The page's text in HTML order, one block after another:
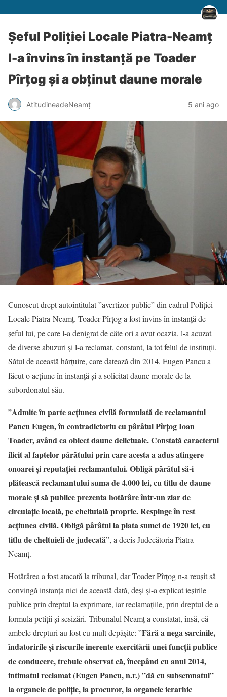
Șeful Poliției Locale Piatra-Neamț
l-a învins în instanță pe Toader
Pîrțog și a obținut daune morale
AtitudineadeNeamț 5 ani ago
Cunoscut drept autointitulat ”avertizor public” din cadrul Poliției
Locale Piatra-Neamț. Toader Pîrțog a fost învins în instanță de
șeful lui, pe care l-a denigrat de câte ori a avut ocazia, l-a acuzat
de diverse abuzuri și l-a reclamat, constant, la tot felul de instituții.
Sătul de această hărțuire, care datează din 2014, Eugen Pancu a
făcut o acțiune în instanță și a solicitat daune morale de la
subordonatul său.
”Admite în parte acţiunea civilă formulată de reclamantul
Pancu Eugen, în contradictoriu cu pârâtul Pîrţog Ioan
Toader, având ca obiect daune delictuale. Constată caracterul
ilicit al faptelor pârâtului prin care acesta a adus atingere
onoarei şi reputaţiei reclamantului. Obligă pârâtul să-i
plătească reclamantului suma de 4.000 lei, cu titlu de daune
morale şi să publice prezenta hotărâre într-un ziar de
circulaţie locală, pe cheltuială proprie. Respinge în rest
acţiunea civilă. Obligă pârâtul la plata sumei de 1920 lei, cu
titlu de cheltuieli de judecată”, a decis Judecătoria Piatra-
Neamț.
Hotărârea a fost atacată la tribunal, dar Toader Pîrțog n-a reușit să
convingă instanța nici de această dată, deși și-a explicat ieșirile
publice prin dreptul la exprimare, iar reclamațiile, prin dreptul de a
formula petiții și sesizări. Tribunalul Neamț a constatat, însă, că
ambele drepturi au fost cu mult depășite: ”Fără a nega sarcinile,
îndatoririle și riscurile inerente exercitării unei funcții publice
de conducere, trebuie observat că, începând cu anul 2014,
intimatul reclamat (Eugen Pancu, n.r.) ”dă cu subsemnatul”
la organele de poliție, la procuror, la organele ierarhic